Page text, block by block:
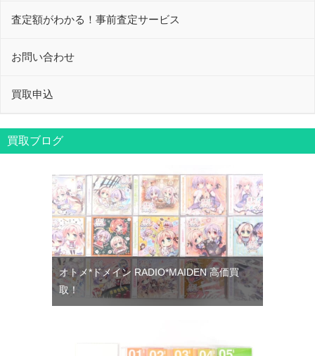
査定額がわかる！事前査定サービス
お問い合わせ
買取申込
買取ブログ
オトメ*ドメイン RADIO*MAIDEN 高価買
取！